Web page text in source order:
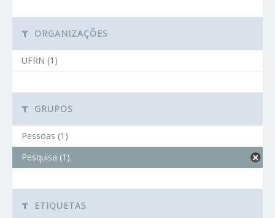
ORGANIZAÇÕES
UFRN (1)
GRUPOS
Pessoas (1)
Pesquisa (1)
ETIQUETAS